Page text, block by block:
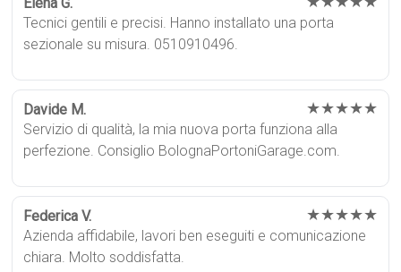
Tecnici gentili e precisi. Hanno installato una porta
sezionale su misura. 0510910496.
Davide M. ★★★★★
Servizio di qualità, la mia nuova porta funziona alla
perfezione. Consiglio BolognaPortoniGarage.com.
Federica V. ★★★★★
Azienda affidabile, lavori ben eseguiti e comunicazione
chiara. Molto soddisfatta.